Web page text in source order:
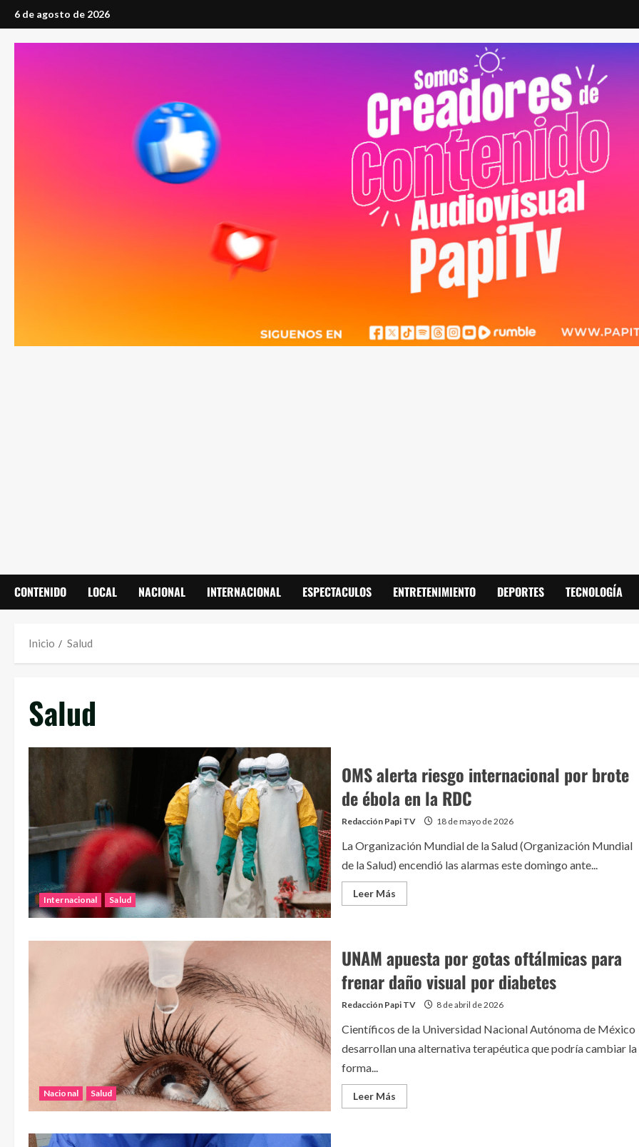
Saltar
al
contenido
6 de agosto de 2026
CONTENIDO LOCAL NACIONAL INTERNACIONAL ESPECTACULOS ENTRETENIMIENTO DEPORTES TECNOLOGÍA
Inicio Salud
Salud
Internacional Salud
OMS alerta riesgo internacional por brote
de ébola en la RDC
Redacción Papi TV 18 de mayo de 2026
La Organización Mundial de la Salud (Organización Mundial
de la Salud) encendió las alarmas este domingo ante...
Leer MásLeer
más
internacional
por
brote
de
ébola
en
RDC
Nacional Salud
UNAM apuesta por gotas oftálmicas para
frenar daño visual por diabetes
Redacción Papi TV 8 de abril de 2026
Científicos de la Universidad Nacional Autónoma de México
desarrollan una alternativa terapéutica que podría cambiar la
forma...
Leer MásLeer
más